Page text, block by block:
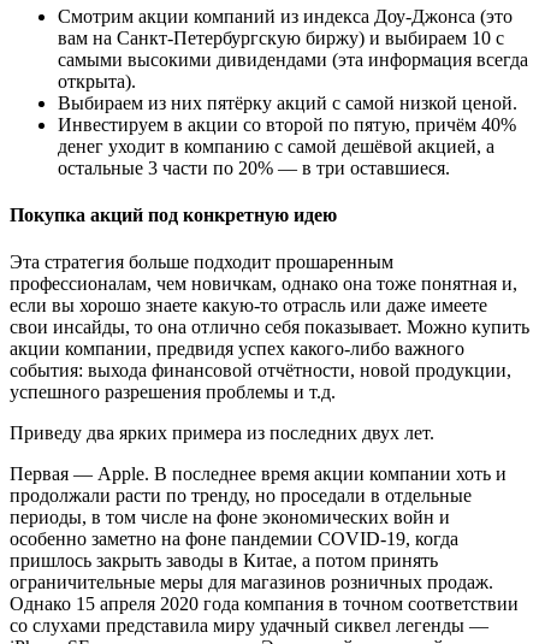
Смотрим акции компаний из индекса Доу-Джонса (это
вам на Санкт-Петербургскую биржу) и выбираем 10 с
самыми высокими дивидендами (эта информация всегда
открыта).
Выбираем из них пятёрку акций с самой низкой ценой.
Инвестируем в акции со второй по пятую, причём 40%
денег уходит в компанию с самой дешёвой акцией, а
остальные 3 части по 20% — в три оставшиеся.
Покупка акций под конкретную идею
Эта стратегия больше подходит прошаренным
профессионалам, чем новичкам, однако она тоже понятная и,
если вы хорошо знаете какую-то отрасль или даже имеете
свои инсайды, то она отлично себя показывает. Можно купить
акции компании, предвидя успех какого-либо важного
события: выхода финансовой отчётности, новой продукции,
успешного разрешения проблемы и т.д.
Приведу два ярких примера из последних двух лет.
Первая — Apple. В последнее время акции компании хоть и
продолжали расти по тренду, но проседали в отдельные
периоды, в том числе на фоне экономических войн и
особенно заметно на фоне пандемии COVID-19, когда
пришлось закрыть заводы в Китае, а потом принять
ограничительные меры для магазинов розничных продаж.
Однако 15 апреля 2020 года компания в точном соответствии
со слухами представила миру удачный сиквел легенды —